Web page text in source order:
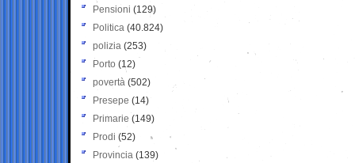
Pensioni (129)
Politica (40.824)
polizia (253)
Porto (12)
povertà (502)
Presepe (14)
Primarie (149)
Prodi (52)
Provincia (139)